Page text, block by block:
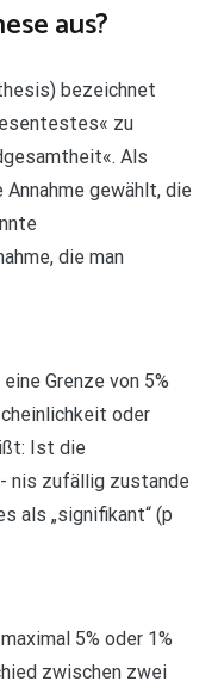
aus?
bezeichnet
zu
Als
gewählt, die
die man
Grenze von 5%
oder
Ist die
nis zufällig zustande
als „signifikant“ (p
5% oder 1%
zwischen zwei